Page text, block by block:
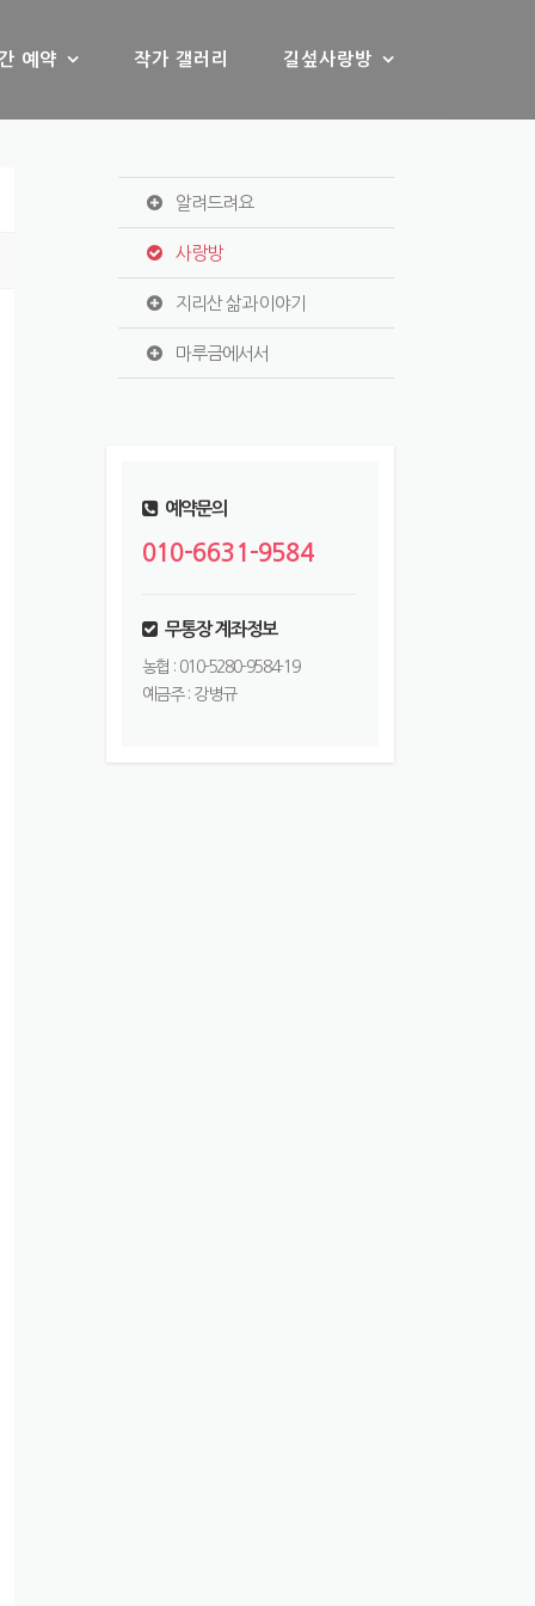
예약 작가 갤러리 길섶사랑방
알려드려요
사랑방
지리산 삶과 이야기
마루금에서서
예약문의
010-6631-9584
무통장 계좌정보
농협 : 010-5280-9584-19
예금주 : 강병규